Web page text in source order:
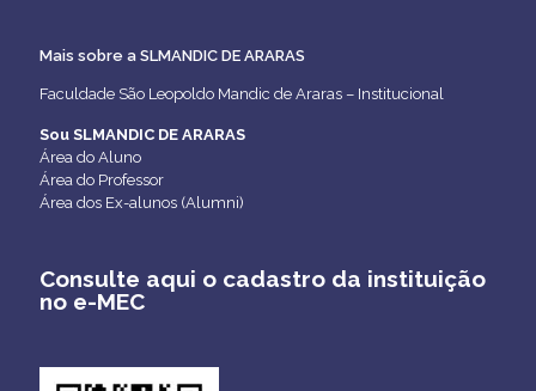
Mais sobre a SLMANDIC DE ARARAS
Faculdade São Leopoldo Mandic de Araras – Institucional
Sou SLMANDIC DE ARARAS
Área do Aluno
Área do Professor
Área dos Ex-alunos (Alumni)
Consulte aqui o cadastro da instituição
no e-MEC